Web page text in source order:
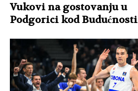
Vukovi na gostovanju u
Podgorici kod Budućnosti